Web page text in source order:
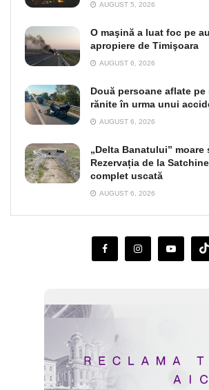
AUGUST 5, 2026
O maşină a luat foc pe
apropiere de Timişoara
AUGUST 6, 2026
Două persoane aflate
rănite în urma unui
AUGUST 6, 2026
„Delta Banatului”
Rezervația de la
complet uscată
AUGUST 6, 2026